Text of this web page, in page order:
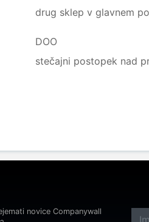
drug sklep v glavnem
DOO
stečajni postopek nad
novice Companywall